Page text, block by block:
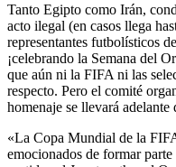
Tanto Egipto como Irán,
acto ilegal (en casos llega
representantes futbolísticos
¡celebrando la Semana del
que aún ni la FIFA ni las
respecto. Pero el comité
homenaje se llevará adelante
«La Copa Mundial de la
emocionados de formar